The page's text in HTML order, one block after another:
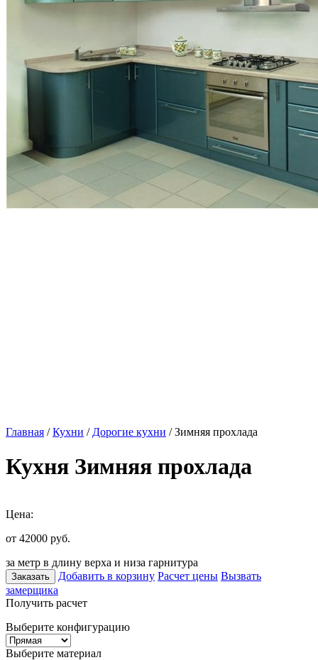
Главная /Кухни / Дорогие кухни / Зимняя прохлада
Кухня Зимняя прохлада
Цена:
от 42000 руб.
за метр в длину верха и низа гарнитура
Заказать Добавить в корзину Расчет цены Вызвать
замерщика
Получить расчет
Выберите конфигурацию
Выберите материал